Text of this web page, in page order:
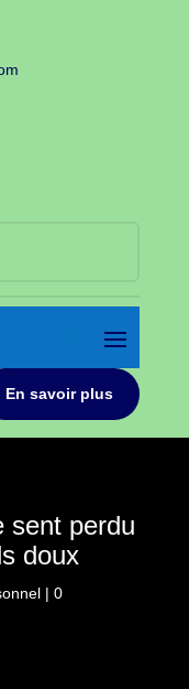
En savoir plus
sent perdu
doux
| 0